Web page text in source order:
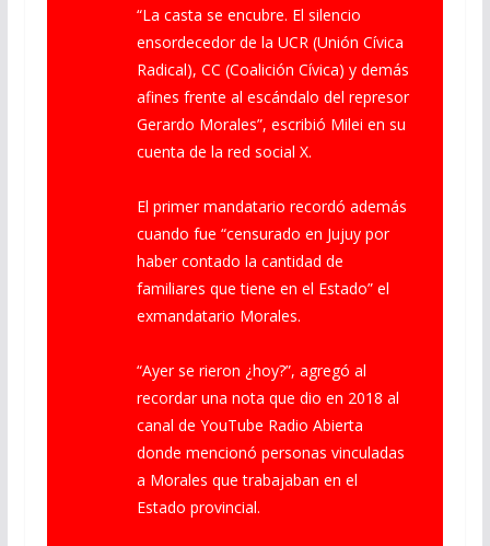
“La casta se encubre. El silencio
ensordecedor de la UCR (Unión Cívica
Radical), CC (Coalición Cívica) y demás
afines frente al escándalo del represor
Gerardo Morales”, escribió Milei en su
cuenta de la red social X.
El primer mandatario recordó además
cuando fue “censurado en Jujuy por
haber contado la cantidad de
familiares que tiene en el Estado” el
exmandatario Morales.
“Ayer se rieron ¿hoy?”, agregó al
recordar una nota que dio en 2018 al
canal de YouTube Radio Abierta
donde mencionó personas vinculadas
a Morales que trabajaban en el
Estado provincial.